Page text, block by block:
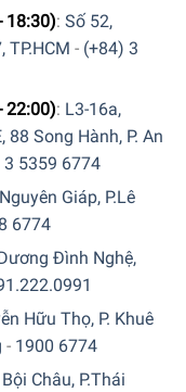
tại
Sài Gòn trên toàn
Hotline: 1900
những tư vấn chi
trực tiếp trên
Đức Sài Gòn sẽ
khách.
18:30): Số 52,
TP.HCM - (+84) 3
22:00): L3-16a,
88 Song Hành, P. An
3 5359 6774
Giáp, P.Lê
6774
Đình Nghệ,
Hữu Thọ, P. Khuê
- 1900 6774
Châu, P.Thái